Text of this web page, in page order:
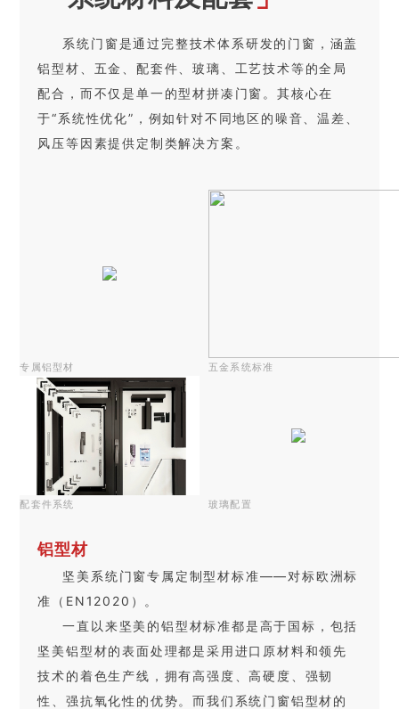
系统门窗是通过完整技术体系研发的门窗，涵盖
铝型材、五金、配套件、玻璃、工艺技术等的全局
配合，而不仅是单一的型材拼凑门窗。其核心在
于“系统性优化”，例如针对不同地区的噪音、温差、
风压等因素提供定制类解决方案。
专属铝型材 五金系统标准
配套件系统 玻璃配置
铝型材
坚美系统门窗专属定制型材标准——对标欧洲标
准（EN12020）。
一直以来坚美的铝型材标准都是高于国标，包括
坚美铝型材的表面处理都是采用进口原材料和领先
技术的着色生产线，拥有高强度、高硬度、强韧
性、强抗氧化性的优势。而我们系统门窗铝型材的